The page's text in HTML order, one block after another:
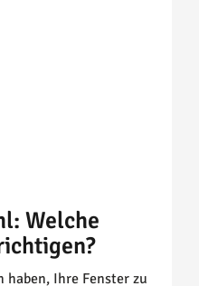
Welche
haben, Ihre Fenster zu